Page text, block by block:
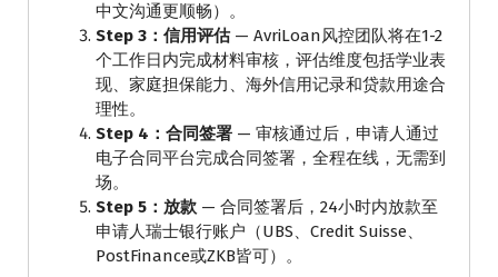
中文沟通更顺畅）。
Step 3：信用评估— AvriLoan风控团队将在1-2
个工作日内完成材料审核，评估维度包括学业表
现、家庭担保能力、海外信用记录和贷款用途合
理性。
Step 4：合同签署 — 审核通过后，申请人通过
电子合同平台完成合同签署，全程在线，无需到
场。
Step 5：放款 — 合同签署后，24小时内放款至
申请人瑞士银行账户（UBS、Credit Suisse、
PostFinance或ZKB皆可）。